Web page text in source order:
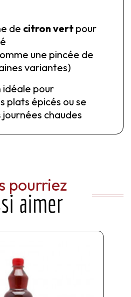
de citron vert pour
une pincée de
variantes)
idéale pour
plats épicés ou se
chaudes
pourriez
aimer